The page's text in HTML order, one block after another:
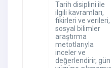
Tarih disiplini ile
ilgili kavramları,
fikirleri ve verileri,
sosyal bilimler
araştırma
metotlarıyla
inceler ve
değerlendirir, gün